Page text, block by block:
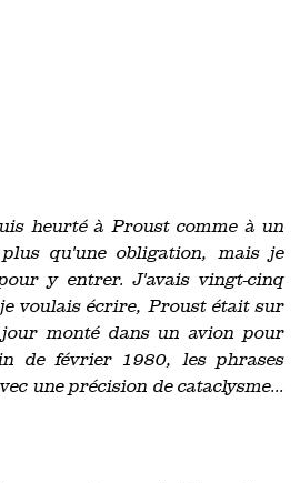
heurté à Proust comme à un
qu'une obligation, mais je
y entrer. J'avais vingt-cinq
voulais écrire, Proust était sur
monté dans un avion pour
de février 1980, les phrases
une précision de cataclysme...